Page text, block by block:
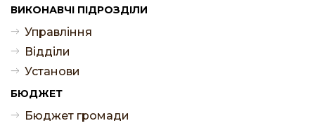
ВИКОНАВЧІ ПІДРОЗДІЛИ
Управління
Відділи
Установи
БЮДЖЕТ
Бюджет громади